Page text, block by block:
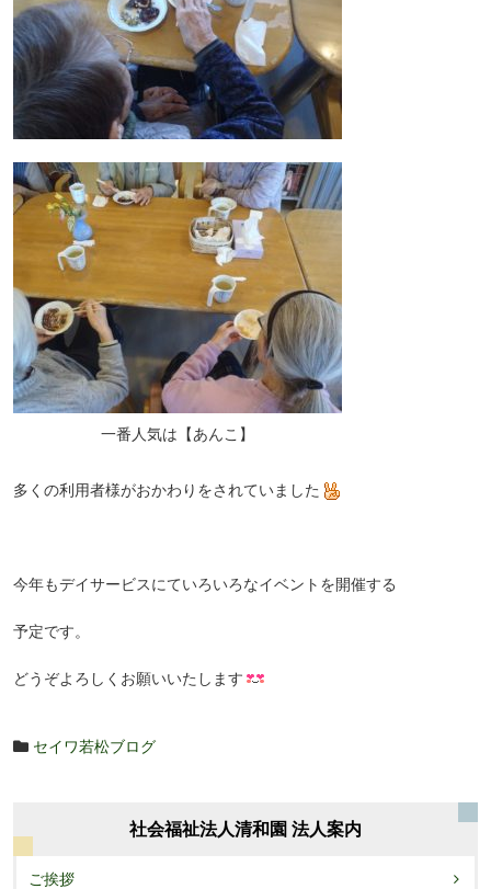
一番人気は【あんこ】
多くの利用者様がおかわりをされていました
今年もデイサービスにていろいろなイベントを開催する
予定です。
どうぞよろしくお願いいたします
セイワ若松ブログ
社会福祉法人清和園 法人案内
ご挨拶